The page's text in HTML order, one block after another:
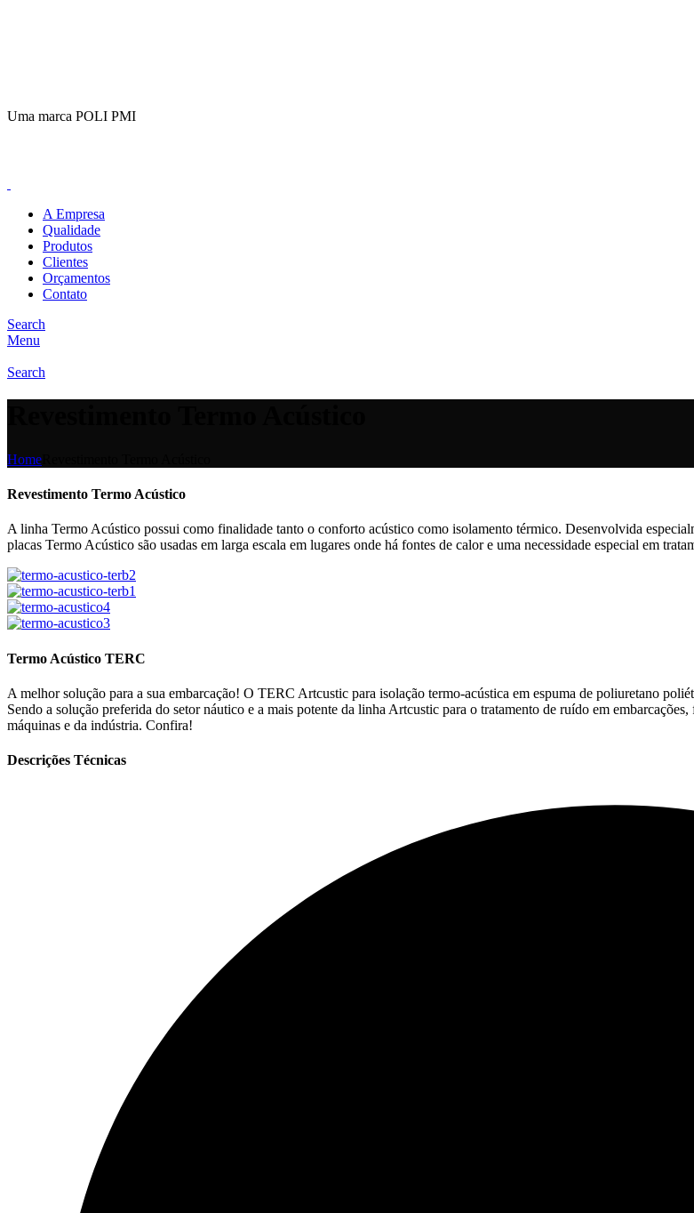
Uma marca POLI PMI
A Empresa
Qualidade
Produtos
Clientes
Orçamentos
Contato
Search
Menu
Search
Home
Revestimento Termo Acústico
A linha Termo Acústico possui como finalidade tanto o conforto acústico como isolamento térmico. Desenvolvida
placas Termo Acústico são usadas em larga escala em lugares onde há fontes de calor e uma necessidade especial em
Termo Acústico TERC
A melhor solução para a sua embarcação! O TERC Artcustic para isolação termo-acústica em espuma de poliuretano
Sendo a solução preferida do setor náutico e a mais potente da linha Artcustic para o tratamento de ruído em
máquinas e da indústria. Confira!
Descrições Técnicas